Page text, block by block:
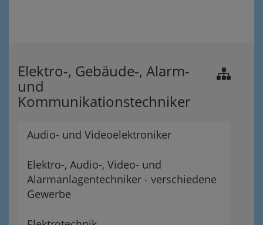
Elektro-, Gebäude-, Alarm-
und
Kommunikationstechniker
Audio- und Videoelektroniker
Elektro-, Audio-, Video- und
Alarmanlagentechniker - verschiedene
Gewerbe